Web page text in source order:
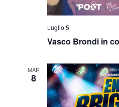
Luglio 5
Vasco Brondi in
MAR
8